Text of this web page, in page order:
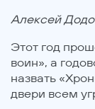
Алексей
Этот год
воин», а
назвать
двери всем